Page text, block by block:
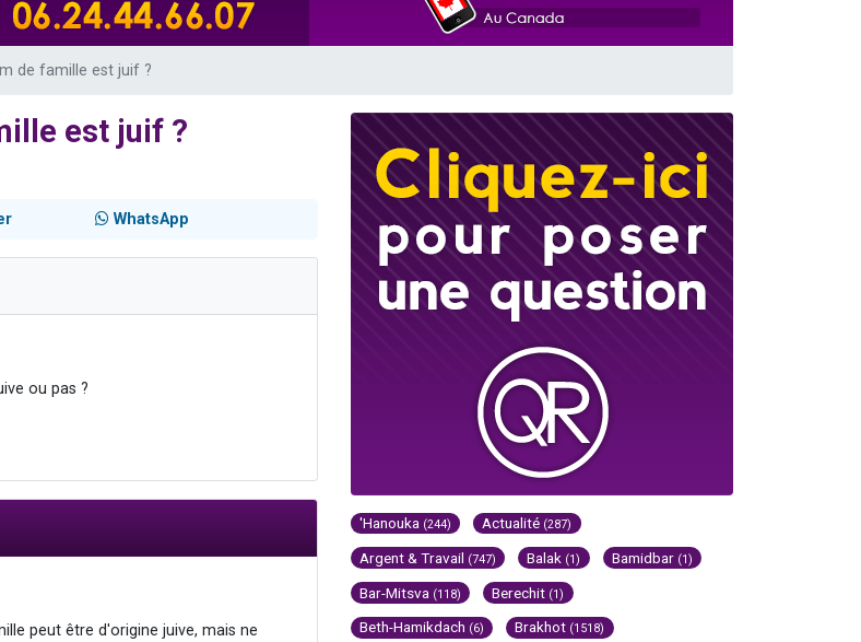
sur WhatsApp
de famille est juif ?
est juif ?
WhatsApp
ou pas ?
peut être d'origine juive, mais ne
'Hanouka (244) Actualité (287)
Argent & Travail (747) Balak (1) Bamidbar (1)
Bar-Mitsva (118) Berechit (1)
Beth-Hamikdach (6) Brakhot (1518)